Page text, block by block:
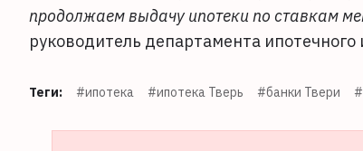
продолжаем выдачу ипотеки по ставкам
руководитель департамента
Теги: #ипотека #ипотека Тверь #банки Твери